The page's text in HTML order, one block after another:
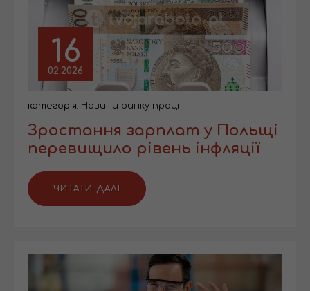
16
02.2026
категорія: Новини ринку праці
Зростання зарплат у Польщі
перевищило рівень інфляції
ЧИТАТИ ДАЛІ